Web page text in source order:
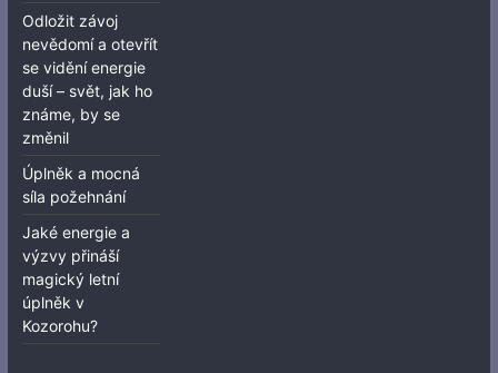
Odložit závoj
nevědomí a otevřít
se vidění energie
duší – svět, jak ho
známe, by se
změnil
Úplněk a mocná
síla požehnání
Jaké energie a
výzvy přináší
magický letní
úplněk v
Kozorohu?